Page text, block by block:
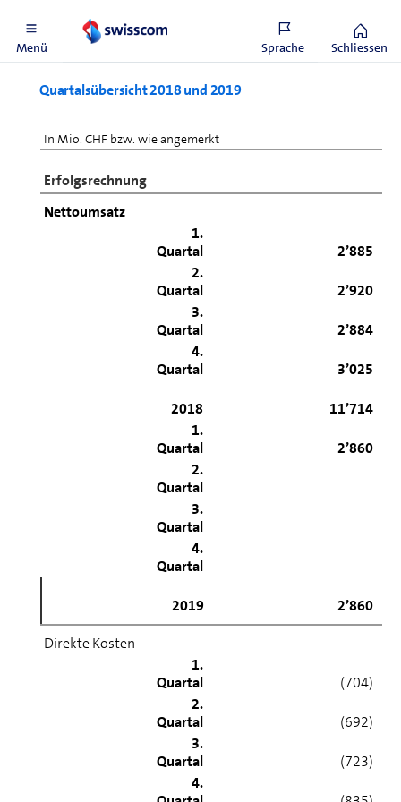
Menü Sprache Schliessen
Nummer 69769) gehandelt.
Quartalsübersicht 2018 und 2019
In Mio. CHF bzw. wie angemerkt
Erfolgsrechnung
Nettoumsatz
1.
Quartal
2’885
2.
Quartal
2’920
3.
Quartal
2’884
4.
Quartal
3’025
2018
11’714
1.
Quartal
2’860
2.
Quartal
3.
Quartal
4.
Quartal
2019
2’860
Direkte Kosten
1.
Quartal
(704)
2.
Quartal
(692)
3.
Quartal
(723)
4.